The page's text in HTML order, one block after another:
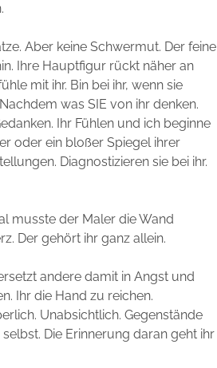
Aber keine Schwermut. Der feine
Ihre Hauptfigur rückt näher an
mit ihr. Bin bei ihr, wenn sie
was SIE von ihr denken.
Ihr Fühlen und ich beginne
oder ein bloßer Spiegel ihrer
Diagnostizieren sie bei ihr.
musste der Maler die Wand
Der gehört ihr ganz allein.
andere damit in Angst und
Ihr die Hand zu reichen.
Unabsichtlich. Gegenstände
Die Erinnerung daran geht ihr